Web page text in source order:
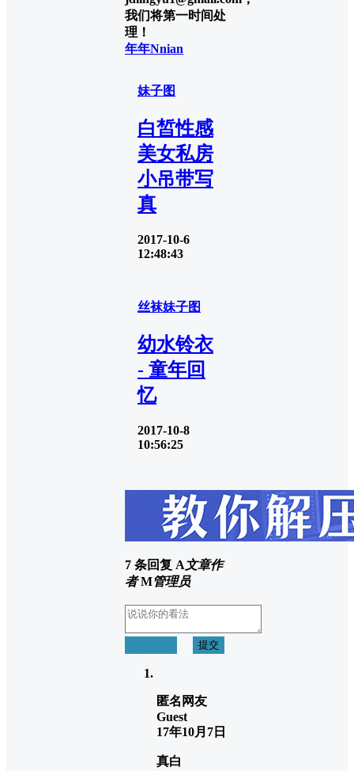
我们将第一时间处
理！
年年Nnian
妹子图
白皙性感
美女私房
小吊带写
真
2017-10-6
12:48:43
丝袜妹子图
幼水铃衣
- 童年回
忆
2017-10-8
10:56:25
7 条回复 A文章作
者 M管理员
提交
匿名网友
Guest
17年10月7日
真白